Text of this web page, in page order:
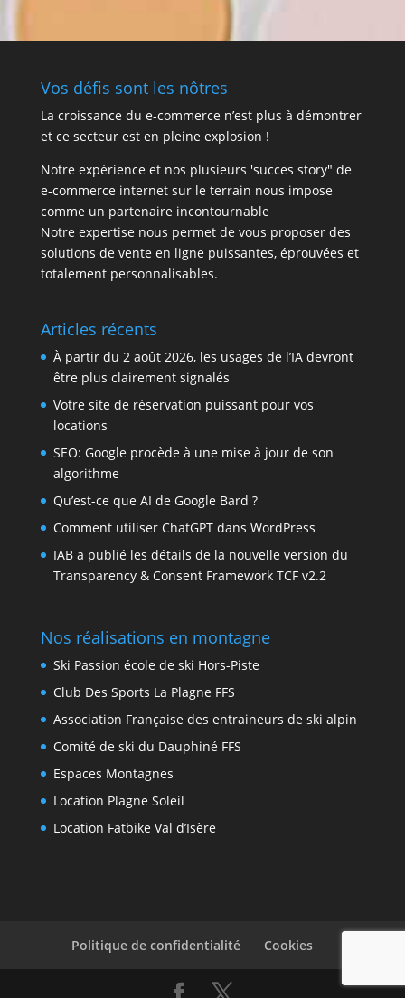
Vos défis sont les nôtres
La croissance du e-commerce n’est plus à démontrer
et ce secteur est en pleine explosion !
Notre expérience et nos plusieurs 'succes story" de
e-commerce internet sur le terrain nous impose
comme un partenaire incontournable
Notre expertise nous permet de vous proposer des
solutions de vente en ligne puissantes, éprouvées et
totalement personnalisables.
Articles récents
À partir du 2 août 2026, les usages de l’IA devront
être plus clairement signalés
Votre site de réservation puissant pour vos
locations
SEO: Google procède à une mise à jour de son
algorithme
Qu’est-ce que AI de Google Bard ?
Comment utiliser ChatGPT dans WordPress
IAB a publié les détails de la nouvelle version du
Transparency & Consent Framework TCF v2.2
Nos réalisations en montagne
Ski Passion école de ski Hors-Piste
Club Des Sports La Plagne FFS
Association Française des entraineurs de ski alpin
Comité de ski du Dauphiné FFS
Espaces Montagnes
Location Plagne Soleil
Location Fatbike Val d’Isère
Politique de confidentialité Cookies